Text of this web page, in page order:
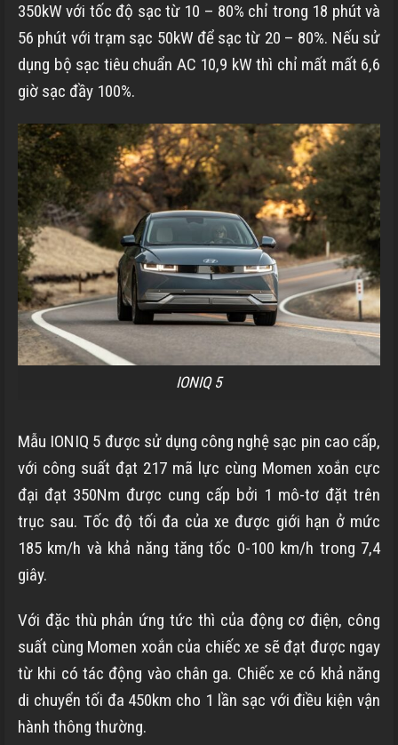
350kW với tốc độ sạc từ 10 – 80% chỉ trong 18 phút và
56 phút với trạm sạc 50kW để sạc từ 20 – 80%. Nếu sử
dụng bộ sạc tiêu chuẩn AC 10,9 kW thì chỉ mất mất 6,6
giờ sạc đầy 100%.
IONIQ 5
Mẫu IONIQ 5 được sử dụng công nghệ sạc pin cao cấp,
với công suất đạt 217 mã lực cùng Momen xoắn cực
đại đạt 350Nm được cung cấp bởi 1 mô-tơ đặt trên
trục sau. Tốc độ tối đa của xe được giới hạn ở mức
185 km/h và khả năng tăng tốc 0-100 km/h trong 7,4
giây.
Với đặc thù phản ứng tức thì của động cơ điện, công
suất cùng Momen xoắn của chiếc xe sẽ đạt được ngay
từ khi có tác động vào chân ga. Chiếc xe có khả năng
di chuyển tối đa 450km cho 1 lần sạc với điều kiện vận
hành thông thường.